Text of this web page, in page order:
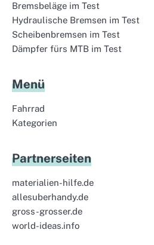
Bremsbeläge im Test
Hydraulische Bremsen im Test
Scheibenbremsen im Test
Dämpfer fürs MTB im Test
Menü
Fahrrad
Kategorien
Partnerseiten
materialien-hilfe.de
allesuberhandy.de
gross-grosser.de
world-ideas.info